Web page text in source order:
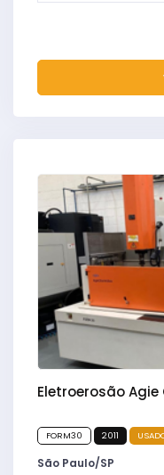
Eletroerosão Agie
FORM30 2011
São Paulo/SP